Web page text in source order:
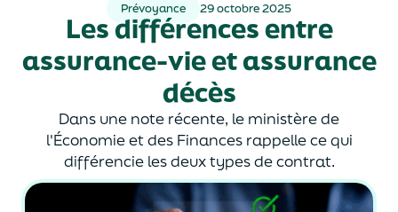
Prévoyance 29 octobre 2025
Les différences entre
assurance-vie et assurance
décès
Dans une note récente, le ministère de
l'Économie et des Finances rappelle ce qui
différencie les deux types de contrat.